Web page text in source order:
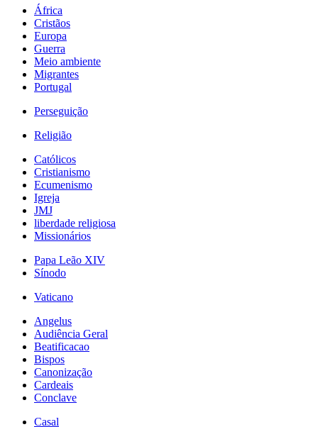
África
Cristãos
Europa
Guerra
Meio ambiente
Migrantes
Portugal
Perseguição
Religião
Católicos
Cristianismo
Ecumenismo
Igreja
JMJ
liberdade religiosa
Missionários
Papa Leão XIV
Sínodo
Vaticano
Angelus
Audiência Geral
Beatificacao
Bispos
Canonização
Cardeais
Conclave
Casal